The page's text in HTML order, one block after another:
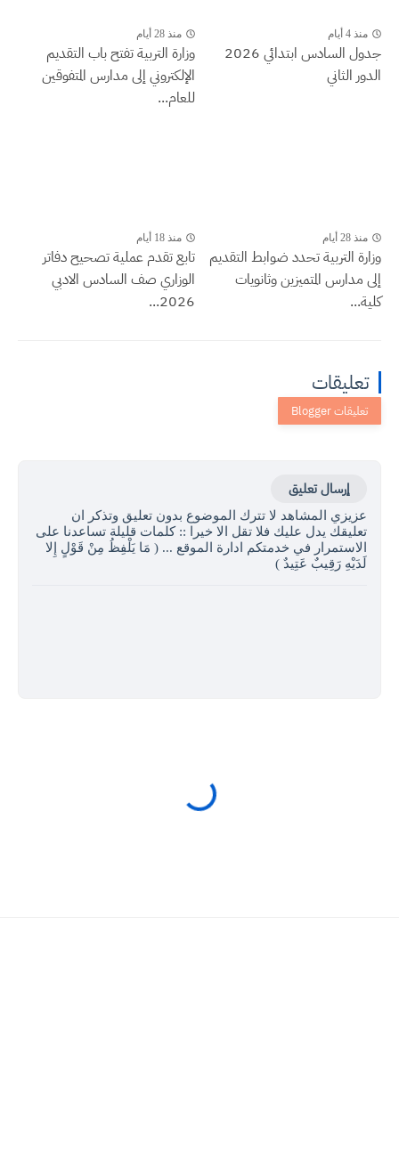
منذ 4 أيام
جدول السادس ابتدائي 2026
الدور الثاني
منذ 28 أيام
وزارة التربية تفتح باب التقديم
الإلكتروني إلى مدارس المتفوقين
للعام...
منذ 28 أيام
وزارة التربية تحدد ضوابط التقديم
إلى مدارس المتميزين وثانويات
كلية...
منذ 18 أيام
تابع تقدم عملية تصحيح دفاتر
الوزاري صف السادس الادبي
2026...
تعليقات
إرسال تعليق
عزيزي المشاهد لا تترك الموضوع بدون تعليق وتذكر ان
تعليقك يدل عليك فلا تقل الا خيرا :: كلمات قليلة تساعدنا على
الاستمرار في خدمتكم ادارة الموقع ... ( مَا يَلْفِظُ مِنْ قَوْلٍ إِلا
لَدَيْهِ رَقِيبٌ عَتِيدٌ )